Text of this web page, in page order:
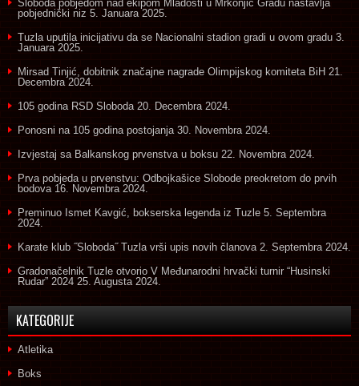
Sloboda pobjedom nad ekipom Mladosti u Mrkonjić Gradu nastavlja
pobjednički niz 5. Januara 2025.
Tuzla uputila inicijativu da se Nacionalni stadion gradi u ovom gradu 3.
Januara 2025.
Mirsad Tinjić, dobitnik značajne nagrade Olimpijskog komiteta BiH 21.
Decembra 2024.
105 godina RSD Sloboda 20. Decembra 2024.
Ponosni na 105 godina postojanja 30. Novembra 2024.
Izvjestaj sa Balkanskog prvenstva u boksu 22. Novembra 2024.
Prva pobjeda u prvenstvu: Odbojkašice Slobode preokretom do prvih
bodova 16. Novembra 2024.
Preminuo Ismet Kavgić, bokserska legenda iz Tuzle 5. Septembra
2024.
Karate klub ˝Sloboda˝ Tuzla vrši upis novih članova 2. Septembra 2024.
Gradonačelnik Tuzle otvorio V Međunarodni hrvački turnir “Husinski
Rudar” 2024 25. Augusta 2024.
KATEGORIJE
Atletika
Boks